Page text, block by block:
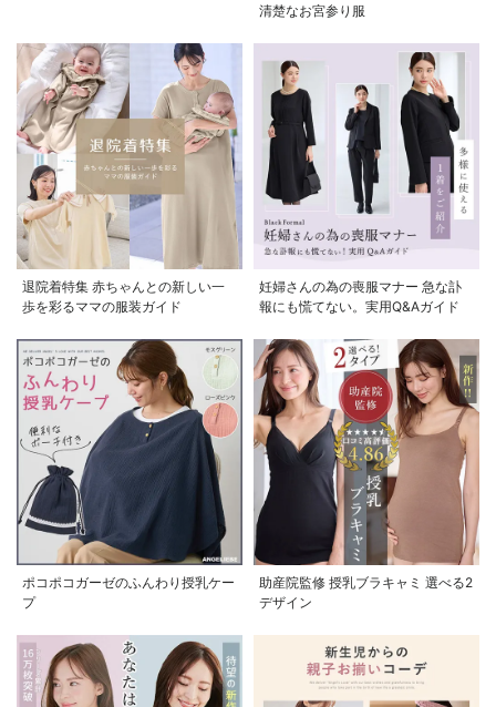
お気に入り商品を確認する
清楚なお宮参り服
退院着特集 赤ちゃんとの新しい一
歩を彩るママの服装ガイド
妊婦さんの為の喪服マナー 急な訃
報にも慌てない。実用Q&Aガイド
ポコポコガーゼのふんわり授乳ケー
プ
助産院監修 授乳ブラキャミ 選べる2
デザイン